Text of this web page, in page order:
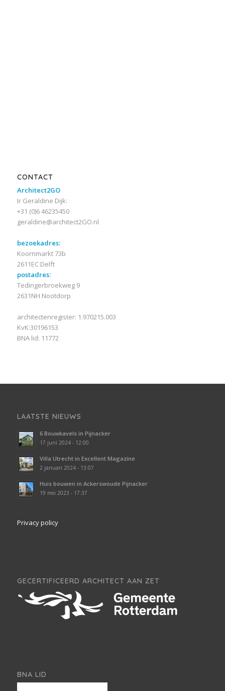
CONTACT
Architect2GO
Ir Geraldine Dijk:
+31 (0)6 46235450
geraldine@architect2GO.nl
bezoekadres:
Koornmarkt 73b
2611EC Delft
postadres:
Tedingerbroekweg 9
2631NH Nootdorp
architectenregister: 1.970215.003
KvK:30196153
BNA lid: 11772
LAATSTE NIEUWS
6 Bouwkavels in Pijnacker
17 juni 2024 - 12:00
Villa Utrecht in Excellent Magazine
2 januari 2024 - 13:07
Huis bouwen in Ackerswoude Pijnacker
19 mei 2023 - 17:37
Privacy policy
GECERTIFICEERD ARCHITECT AAN ZET
BNA LID